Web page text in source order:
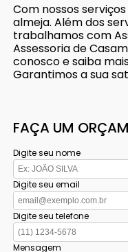
Com nossos
almeja. Além dos
trabalhamos com
Assessoria de
conosco e saiba
Garantimos a sua
FAÇA UM
Digite seu nome
Digite seu email
Digite seu telefone
Mensagem